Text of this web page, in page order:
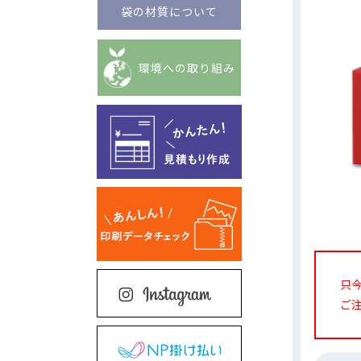
袋の材質について
環境への取り組み
只
ご